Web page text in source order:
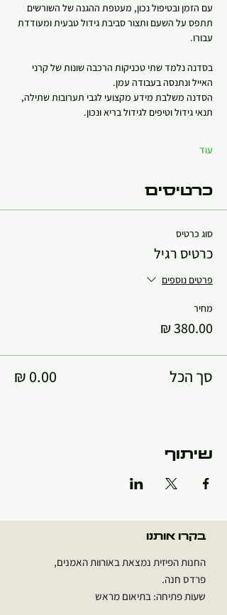
עם הזמן ובטיפול נכון, מעטפת ההגנה של השורשים
תתפס על השעם ותצור סביבת גידול טבעית ומעודדת
עבורו.
בסדנה נלמד שתי טכניקות הרכבה שונות של קרני
האייל ונתנסה בעבודה עמן.
הסדנה משלבת מידע מקצועי לגבי תערובות שתילה,
תנאי גידול וטיפים לגידול בריא ונכון.
עוד
כרטיסים
סוג כרטיס
כרטיס רגיל
פרטים נוספים
מחיר
סך הכל
שיתוף
בקרו אותנו
החנות הפיזית נמצאת באורוות האמנים,
פרדס חנה.
שעות פתיחה: בתיאום מראש